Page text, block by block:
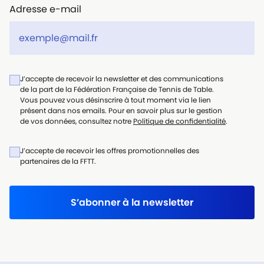
Adresse e-mail
J’accepte de recevoir la newsletter et des communications
de la part de la Fédération Française de Tennis de Table.
Vous pouvez vous désinscrire à tout moment via le lien
présent dans nos emails. Pour en savoir plus sur le gestion
de vos données, consultez notre Politique de confidentialité.
J’accepte de recevoir les offres promotionnelles des
partenaires de la FFTT.
S’abonner à la newsletter